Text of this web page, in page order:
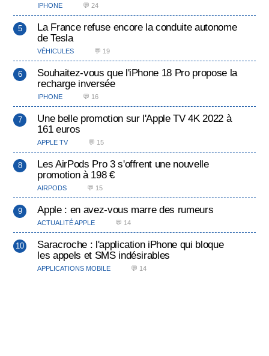
IPHONE 💬 24
La France refuse encore la conduite autonome
de Tesla
VÉHICULES 💬 19
Souhaitez-vous que l'iPhone 18 Pro propose la
recharge inversée
IPHONE 💬 16
Une belle promotion sur l'Apple TV 4K 2022 à
161 euros
APPLE TV 💬 15
Les AirPods Pro 3 s'offrent une nouvelle
promotion à 198 €
AIRPODS 💬 15
Apple : en avez-vous marre des rumeurs
ACTUALITÉ APPLE 💬 14
Saracroche : l'application iPhone qui bloque
les appels et SMS indésirables
APPLICATIONS MOBILE 💬 14